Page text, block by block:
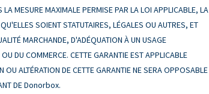
MESURE MAXIMALE PERMISE PAR LA LOI APPLICABLE, LA
SOIENT STATUTAIRES, LÉGALES OU AUTRES, ET
MARCHANDE, D'ADÉQUATION À UN USAGE
DU COMMERCE. CETTE GARANTIE EST APPLICABLE
ALTÉRATION DE CETTE GARANTIE NE SERA OPPOSABLE
DE Donorbox.